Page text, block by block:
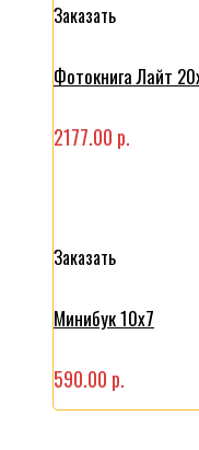
Заказать
Фотокнига Лайт
2177.00 р.
Заказать
Минибук 10х7
590.00 р.